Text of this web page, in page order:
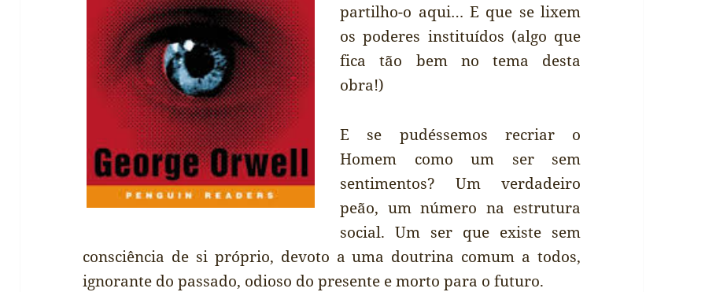
partilho-o aqui… E que se lixem
os poderes instituídos (algo que
fica tão bem no tema desta
obra!)
E se pudéssemos recriar o
Homem como um ser sem
sentimentos? Um verdadeiro
peão, um número na estrutura
social. Um ser que existe sem
consciência de si próprio, devoto a uma doutrina comum a todos,
ignorante do passado, odioso do presente e morto para o futuro.